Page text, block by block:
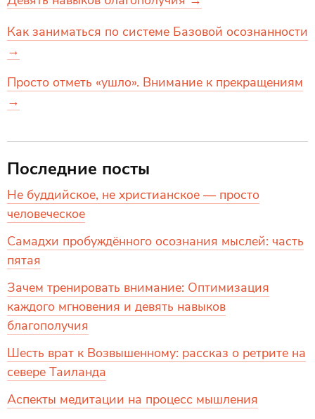
Как заниматься по системе Базовой осознанности
→
Просто отметь «ушло». Внимание к прекращениям
→
Последние посты
Не буддийское, не христианское — просто
человеческое
Самадхи пробуждённого осознания мыслей: часть
пятая
Зачем тренировать внимание: Оптимизация
каждого мгновения и девять навыков
благополучия
Шесть врат к Возвышенному: рассказ о ретрите на
севере Таиланда
Аспекты медитации на процесс мышления